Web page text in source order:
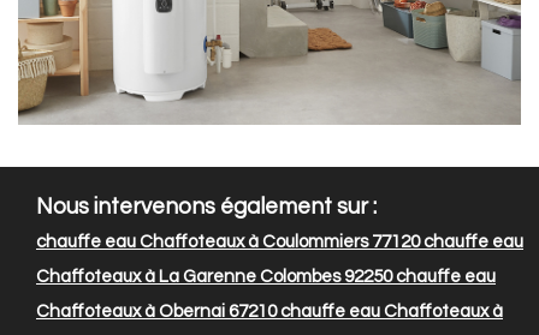
Nous intervenons également sur :
chauffe eau Chaffoteaux à Coulommiers 77120chauffe eau
Chaffoteaux à La Garenne Colombes 92250chauffe eau
Chaffoteaux à Obernai 67210chauffe eau Chaffoteaux à